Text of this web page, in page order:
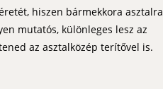
hiszen bármekkora asztalra
mutatós, különleges lesz az
az asztalközép terítővel is.